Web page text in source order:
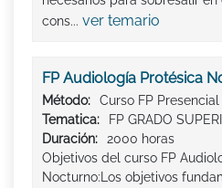
cons... ver temario
FP Audiología Protésica
Método:
Curso FP Presencial
Tematica:
FP GRADO
Duración:
2000 horas
Objetivos del curso FP
Nocturno:Los objetivos